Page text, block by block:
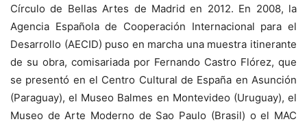
Círculo de Bellas Artes de Madrid en 2012. En 2008, la
Agencia Española de Cooperación Internacional para el
Desarrollo (AECID) puso en marcha una muestra itinerante
de su obra, comisariada por Fernando Castro Flórez, que
se presentó en el Centro Cultural de España en Asunción
(Paraguay), el Museo Balmes en Montevideo (Uruguay), el
Museo de Arte Moderno de Sao Paulo (Brasil) o el MAC